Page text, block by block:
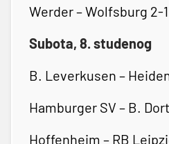
Werder – Wolfsburg 2-1
Subota, 8. studenog
B. Leverkusen –
Hamburger SV – B.
Hoffenheim – RB